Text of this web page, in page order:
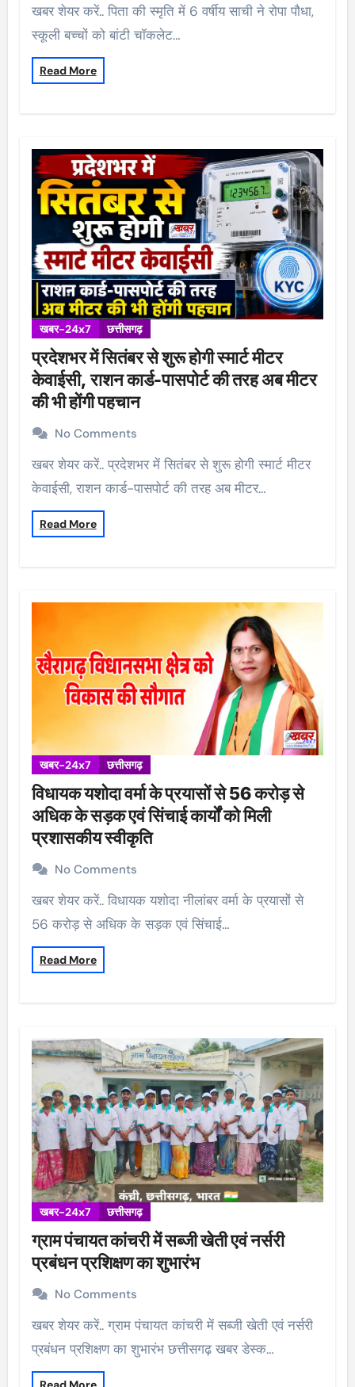
खबर शेयर करें.. पिता की स्मृति में 6 वर्षीय साची ने रोपा पौधा,
स्कूली बच्चों को बांटी चॉकलेट…
Read More
खबर-24x7 छत्तीसगढ़
प्रदेशभर में सितंबर से शुरू होगी स्मार्ट मीटर
केवाईसी, राशन कार्ड-पासपोर्ट की तरह अब मीटर
की भी होंगी पहचान
No Comments
खबर शेयर करें.. प्रदेशभर में सितंबर से शुरू होगी स्मार्ट मीटर
केवाईसी, राशन कार्ड-पासपोर्ट की तरह अब मीटर…
Read More
खबर-24x7 छत्तीसगढ़
विधायक यशोदा वर्मा के प्रयासों से 56 करोड़ से
अधिक के सड़क एवं सिंचाई कार्यों को मिली
प्रशासकीय स्वीकृति
No Comments
खबर शेयर करें.. विधायक यशोदा नीलांबर वर्मा के प्रयासों से
56 करोड़ से अधिक के सड़क एवं सिंचाई…
Read More
खबर-24x7 छत्तीसगढ़
ग्राम पंचायत कांचरी में सब्जी खेती एवं नर्सरी
प्रबंधन प्रशिक्षण का शुभारंभ
No Comments
खबर शेयर करें.. ग्राम पंचायत कांचरी में सब्जी खेती एवं नर्सरी
प्रबंधन प्रशिक्षण का शुभारंभ छत्तीसगढ़ खबर डेस्क…